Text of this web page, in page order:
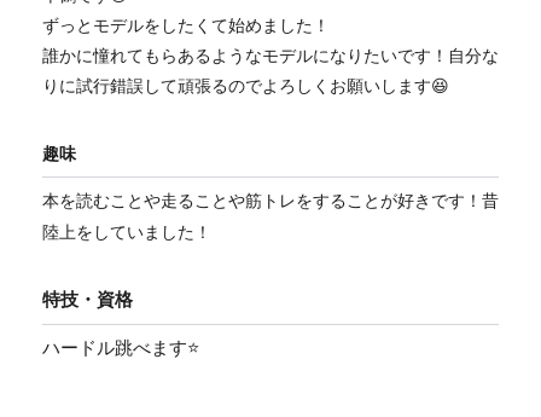
ずっとモデルをしたくて始めました！
誰かに憧れてもらあるようなモデルになりたいです！自分な
りに試行錯誤して頑張るのでよろしくお願いします😆
趣味
本を読むことや走ることや筋トレをすることが好きです！昔
陸上をしていました！
特技・資格
ハードル跳べます⭐️